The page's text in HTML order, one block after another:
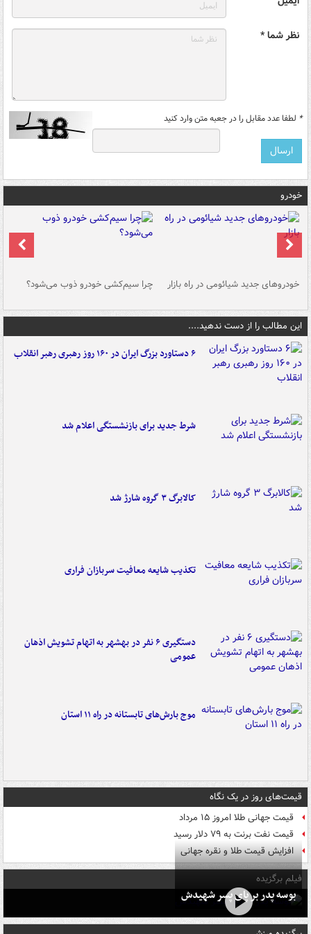
نظر شما *
* لطفا عدد مقابل را در جعبه متن وارد کنید
خودرو
خودروهای جدید شیائومی در راه بازار چرا سیم‌کشی خودرو ذوب می‌شود؟
این مطالب را از دست ندهید....
۶ دستاورد بزرگ ایران در ۱۶۰ روز رهبری رهبر انقلاب
شرط جدید برای بازنشستگی اعلام شد
کالابرگ ۳ گروه شارژ شد
تکذیب شایعه معافیت سربازان فراری
دستگیری ۶ نفر در بهشهر به اتهام تشویش اذهان
عمومی
موج بارش‌های تابستانه در راه ۱۱ استان
قیمت‌های روز در یک نگاه
قیمت جهانی طلا امروز ۱۵ مرداد
قیمت نفت برنت به ۷۹ دلار رسید
افزایش قیمت طلا و نقره جهانی
فیلم برگزیده
بوسه‌ پدر بر پای پسر شهیدش